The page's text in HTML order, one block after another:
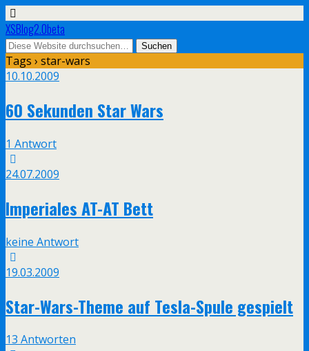
XSBlog2.0beta
Tags › star-wars
10.10.2009
60 Sekunden Star Wars
1 Antwort
24.07.2009
Imperiales AT-AT Bett
keine Antwort
19.03.2009
Star-Wars-Theme auf Tesla-Spule gespielt
13 Antworten